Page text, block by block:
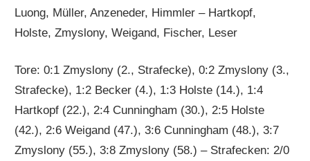
Luong, Müller, Anzeneder, Himmler – Hartkopf,
Holste, Zmyslony, Weigand, Fischer, Leser
Tore: 0:1 Zmyslony (2., Strafecke), 0:2 Zmyslony (3.,
Strafecke), 1:2 Becker (4.), 1:3 Holste (14.), 1:4
Hartkopf (22.), 2:4 Cunningham (30.), 2:5 Holste
(42.), 2:6 Weigand (47.), 3:6 Cunningham (48.), 3:7
Zmyslony (55.), 3:8 Zmyslony (58.) – Strafecken: 2/0